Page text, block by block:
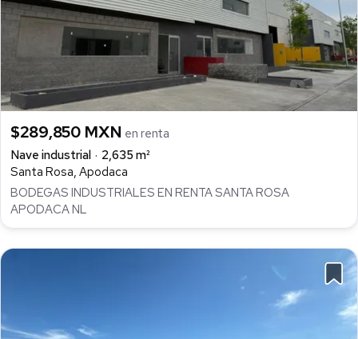
$289,850 MXN en renta
Nave industrial
2,635 m²
Santa Rosa, Apodaca
BODEGAS INDUSTRIALES EN RENTA SANTA ROSA
APODACA NL